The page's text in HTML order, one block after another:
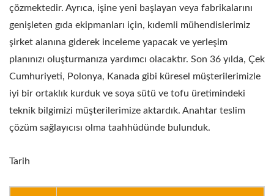
çözmektedir. Ayrıca, işine yeni başlayan veya fabrikalarını
genişleten gıda ekipmanları için, kıdemli mühendislerimiz
şirket alanına giderek inceleme yapacak ve yerleşim
planınızı oluşturmanıza yardımcı olacaktır. Son 36 yılda, Çek
Cumhuriyeti, Polonya, Kanada gibi küresel müşterilerimizle
iyi bir ortaklık kurduk ve soya sütü ve tofu üretimindeki
teknik bilgimizi müşterilerimize aktardık. Anahtar teslim
çözüm sağlayıcısı olma taahhüdünde bulunduk.
Tarih